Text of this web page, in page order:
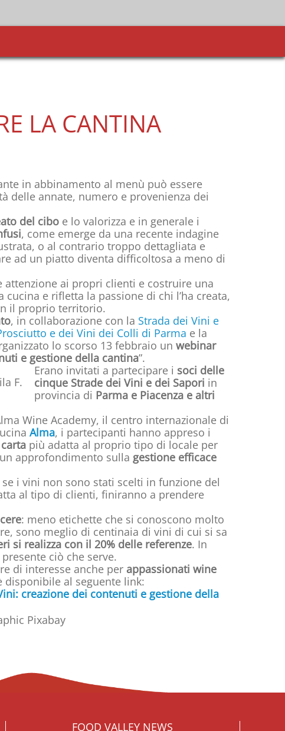
LA CANTINA
in abbinamento al menù può essere
delle annate, numero e provenienza dei
del cibo e lo valorizza e in generale i
, come emerge da una recente indagine
o al contrario troppo dettagliata e
ad un piatto diventa difficoltosa a meno di
attenzione ai propri clienti e costruire una
e rifletta la passione di chi l’ha creata,
il proprio territorio.
, in collaborazione con la Strada dei Vini e
e dei Vini dei Colli di Parma e la
lo scorso 13 febbraio unwebinar
e gestione della cantina”.
Erano invitati a partecipare i soci delle
cinque Strade dei Vini e dei Sapori in
provincia di Parma e Piacenza e altri
Wine Academy, il centro internazionale di
Alma, i partecipanti hanno appreso i
più adatta al proprio tipo di locale per
approfondimento sullagestione efficace
se i vini non sono stati scelti in funzione del
al tipo di clienti, finiranno a prendere
: meno etichette che si conoscono molto
sono meglio di centinaia di vini di cui si sa
si realizza con il 20% delle referenze. In
ciò che serve.
di interesse anche per appassionati wine
al seguente link:
creazione dei contenuti e gestione della
FOOD VALLEY NEWS